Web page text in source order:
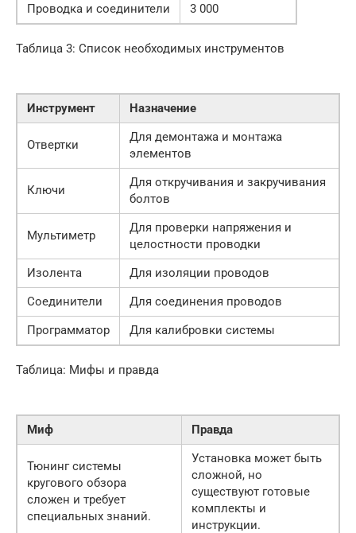
Проводка и соединители
3 000
Таблица 3: Список необходимых инструментов
Инструмент Назначение
Отвертки
Для демонтажа и монтажа
элементов
Ключи
Для откручивания и закручивания
болтов
Мультиметр
Для проверки напряжения и
целостности проводки
Изолента
Для изоляции проводов
Соединители
Для соединения проводов
Программатор
Для калибровки системы
Таблица: Мифы и правда
Миф Правда
Тюнинг системы
кругового обзора
сложен и требует
специальных знаний.
Установка может быть
сложной, но
существуют готовые
комплекты и
инструкции.